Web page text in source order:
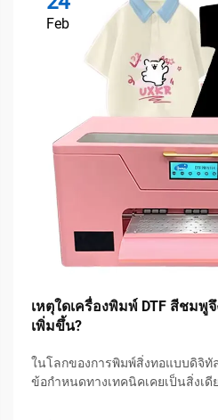
Feb
เหตุใดเครื่องพิมพ์ DTF สีชมพู
เพิ่มขึ้น?
ในโลกของการพิมพ์สิ่งทอแบบดิจิทั
ข้อกำหนดทางเทคนิคเคยเป็นสิ่งเ